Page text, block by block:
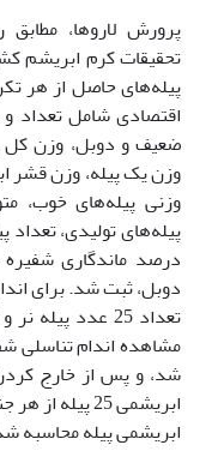
پرورش لاروها،
تحقیقات کرم ابریشم
پیله‌های حاصل از هر
اقتصادی شامل تعداد
ضعیف و دوبل، وزن کل
وزن یک پیله، وزن قشر
وزنی پیله‌های خوب،
پیله‌های تولیدی، تعداد
درصد ماندگاری
دوبل، ثبت شد. برای
مشاهده اندام تناسلی
شد، و پس از خارج
ابریشمی 25
ابریشمی پیله محاسبه